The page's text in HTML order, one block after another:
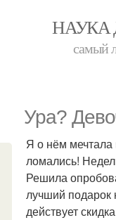
НАУКА
самый
Ура?
Я о нём мечтала
ломались!
Решила
лучший подарок
действует